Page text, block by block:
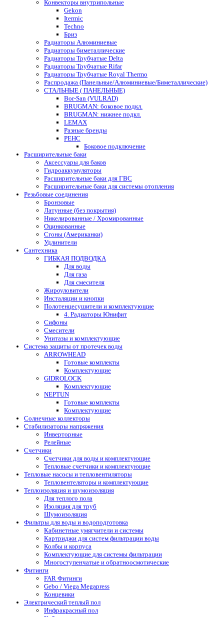
Конвекторы внутрипольные
Gekon
Itermic
Techno
Бриз
Радиаторы Алюминиевые
Радиаторы биметаллические
Радиаторы Трубчатые Delta
Радиаторы Трубчатые Rifar
Радиаторы Трубчатые Royal Thermo
Распродажа (Панельные/Алюминиевые/Биметаллические)
СТАЛЬНЫЕ ( ПАНЕЛЬНЫЕ)
Bor-San (VULRAD)
BRUGMAN: боковое подкл.
BRUGMAN: нижнее подкл.
LEMAX
Разные бренды
РЕНС
Боковое подключение
Расширительные баки
Аксессуары для баков
Гидроаккумуляторы
Расширительные баки для ГВС
Расширительные баки для системы отопления
Резьбовые соединения
Бронзовые
Латунные (без покрытия)
Никелированные / Хромированные
Оцинкованные
Сгоны (Американки)
Удлинители
Сантехника
ГИБКАЯ ПОДВОДКА
Для воды
Для газа
Для смесителя
Жироуловители
Инсталяции и кнопки
Полотенцесушители и комплектующие
4. Радиаторы Юнифит
Сифоны
Смесители
Унитазы и комплектующие
Система защиты от протечек воды
ARROWHEAD
Готовые комплекты
Комплектующие
GIDROLOCK
Комплектующие
NEPTUN
Готовые комплекты
Комплектующие
Солнечные коллекторы
Стабилизаторы напряжения
Инверторные
Релейные
Счетчики
Счетчики для воды и комплектующие
Тепловые счетчики и комплектующие
Тепловые насосы и тепловентиляторы
Тепловентеляторы и комплектующие
Теплоизоляция и шумоизоляция
Для теплого пола
Изоляция для труб
Шумоизоляция
Фильтры для воды и водоподготовка
Кабинетные умягчители и системы
Картриджи для систем фильтрации воды
Колбы и корпуса
Комплектующие для системы фильтрации
Многоступенчатые и обратноосмотические
Фитинги
FAR Фитинги
Gebo / Viega Megapress
Концевики
Электрический теплый пол
Инфракрасный пол